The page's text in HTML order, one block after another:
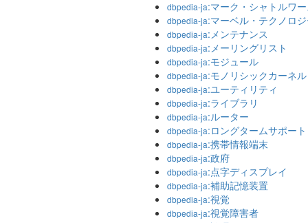
dbpedia-ja:マーク・シャトルワ
dbpedia-ja:マーベル・テクノロ
dbpedia-ja:メンテナンス
dbpedia-ja:メーリングリスト
dbpedia-ja:モジュール
dbpedia-ja:モノリシックカーネル
dbpedia-ja:ユーティリティ
dbpedia-ja:ライブラリ
dbpedia-ja:ルーター
dbpedia-ja:ロングタームサポート
dbpedia-ja:携帯情報端末
dbpedia-ja:政府
dbpedia-ja:点字ディスプレイ
dbpedia-ja:補助記憶装置
dbpedia-ja:視覚
dbpedia-ja:視覚障害者